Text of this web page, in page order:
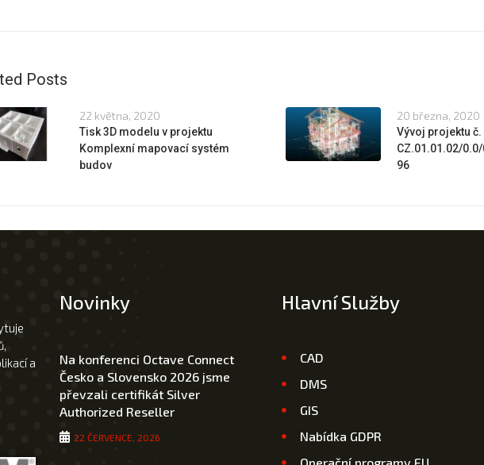
Posts
22 května, 2020
Tisk 3D modelu v projektu
Komplexní mapovací systém
budov
20 března, 2020
Vývoj projektu č.
CZ.01.01.02/
96
a
Novinky
Na konferenci Octave Connect
Česko a Slovensko 2026 jsme
převzali certifikát Silver
Authorized Reseller
22 ČERVENCE, 2026
Hlavní Služby
CAD
DMS
GIS
Nabídka GDPR